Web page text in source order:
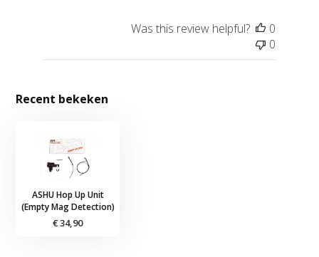
Was this review helpful?
0
0
Recent bekeken
ASHU Hop Up Unit
(Empty Mag Detection)
€ 34,90